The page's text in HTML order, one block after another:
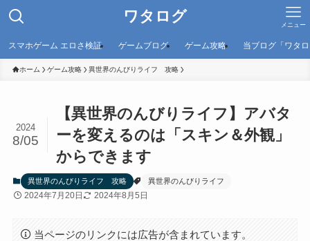
ワタログ メニュー
スマホゲーム エロさ検証 ゲームブログ ゲーム攻略 当ブログ「ワタ
ホーム ゲーム攻略 異世界のんびりライフ 攻略
【異世界のんびりライフ】アバタ
ーを変えるのは「スキン＆外観」
からできます
2024
8/05
異世界のんびりライフ 攻略 異世界のんびりライフ
2024年7月20日 2024年8月5日
当ページのリンクには広告が含まれています。